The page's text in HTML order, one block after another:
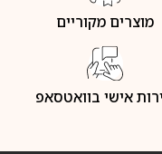
מוצרים מקוריים
אישי בוואטסאפ